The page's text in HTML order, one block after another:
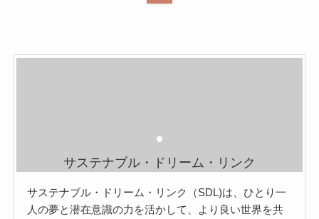
サステナブル・ドリーム・リンク
サステナブル・ドリーム・リンク（SDL)は、ひとり一
人の夢と潜在意識の力を活かして、より良い世界を共